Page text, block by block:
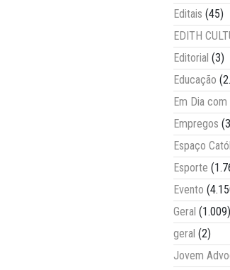
Editais (45)
EDITH
Editorial (3)
Educação
Em Dia
Empregos
Espaço
Esporte
Evento
Geral (1.009)
geral (2)
Jovem